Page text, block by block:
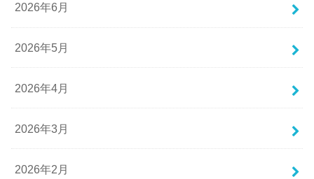
2026年6月
2026年5月
2026年4月
2026年3月
2026年2月